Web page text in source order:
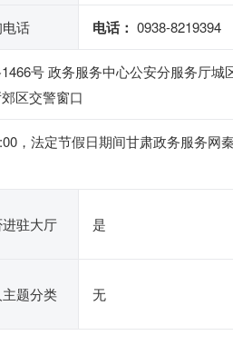
话 电话： 0938-8219394
号 政务服务中心公安分服务厅城
区交警窗口
，法定节假日期间甘肃政务服务
驻大厅 是
题分类 无